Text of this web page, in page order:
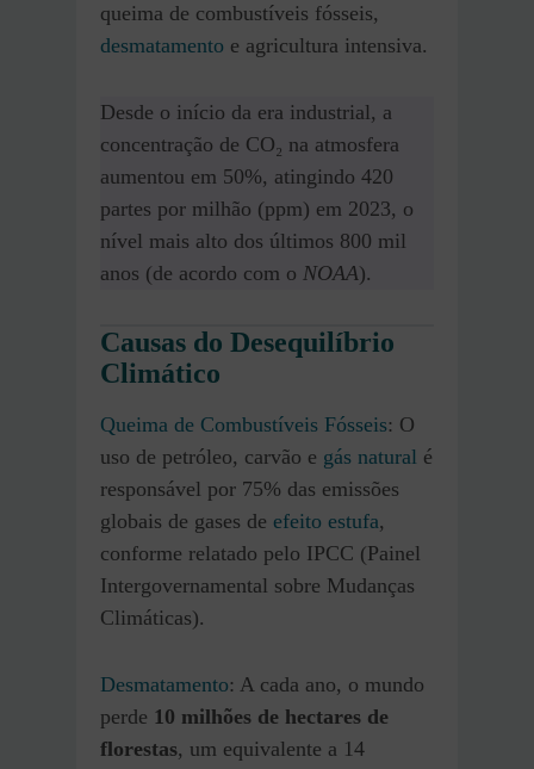
queima de combustíveis fósseis,
desmatamento e agricultura intensiva.
Desde o início da era industrial, a
concentração de CO₂ na atmosfera
aumentou em 50%, atingindo 420
partes por milhão (ppm) em 2023, o
nível mais alto dos últimos 800 mil
anos (de acordo com o NOAA).
Causas do Desequilíbrio
Climático
Queima de Combustíveis Fósseis: O
uso de petróleo, carvão e gás natural é
responsável por 75% das emissões
globais de gases de efeito estufa,
conforme relatado pelo IPCC (Painel
Intergovernamental sobre Mudanças
Climáticas).
Desmatamento: A cada ano, o mundo
perde 10 milhões de hectares de
florestas, um equivalente a 14